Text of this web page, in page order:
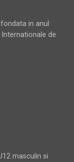
in anul
de
masculin si